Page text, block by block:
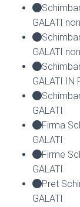
GALATI
GALATI
GALATI IN
GALATI
Firma
GALATI
Firme
GALATI
Pret
GALATI